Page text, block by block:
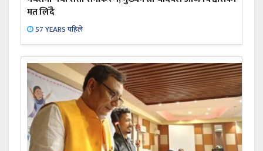
मत लिँदै
57 YEARS पहिले